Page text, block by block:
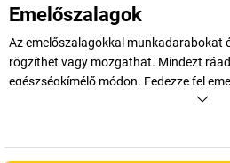
Emelőszalagok
Az emelőszalagokkal munkadarabokat
rögzíthet vagy mozgathat. Mindezt
egészségkímélő módon. Fedezze fel